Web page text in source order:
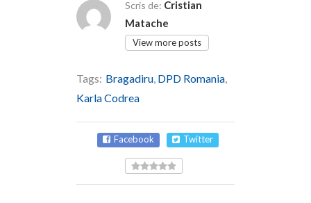
Scris de: Cristian
Matache
View more posts
Tags: Bragadiru, DPD Romania,
Karla Codrea
Facebook Twitter